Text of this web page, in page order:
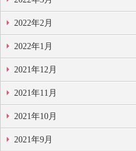
2022年2月
2022年1月
2021年12月
2021年11月
2021年10月
2021年9月